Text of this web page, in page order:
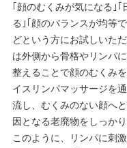
｢顔のむくみが気になる｣
る｣｢顔のバランスが均等
どという方にお試しいた
は外側から骨格やリンパ
整えることで顔のむくみ
イスリンパマッサージを
流し、むくみのない顔へ
因となる老廃物をしっか
このように、リンパに刺